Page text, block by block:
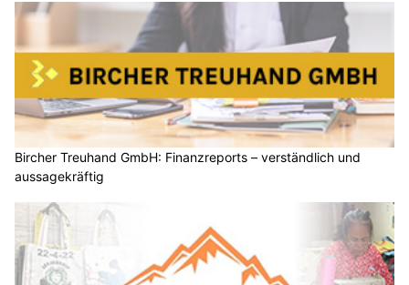
Bircher Treuhand GmbH: Finanzreports – verständlich und
aussagekräftig